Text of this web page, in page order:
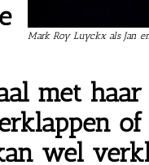
Mark Roy Luyckx als Jan
met
wel